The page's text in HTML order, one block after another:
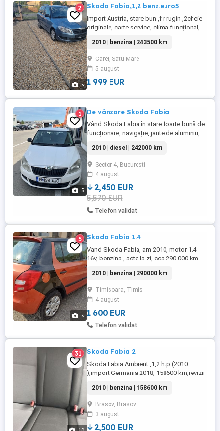
5
2 Skoda Fabia,1,2 benz.euro5
Import Austria, stare bun ,f r rugin ,2cheie
originale, carte service, clima funcțional,
női,curat,spațios,motor silențios,
cutia,ambreaj ok, mici defecte estetice.
2010 | benzina | 243500 km
Carei, Satu Mare
5 august
1 999 EUR
5
1 De vânzare Skoda Fabia
Vând Skoda Fabia în stare foarte bună de
funcționare, navigație, jante de aluminiu,
2010 | diesel | 242000 km
Sector 4, Bucuresti
4 august
2,450 EUR
5,570 EUR
Telefon validat
5
5 Skoda Fabia 1.4
Vand Skoda Fabia, am 2010, motor 1.4
16v, benzina , acte la zi, cca 290.000 km
2010 | benzina | 290000 km
Timisoara, Timis
4 august
1 600 EUR
Telefon validat
31 Skoda Fabia 2
Skoda Fabia Ambient ,1,2 htp (2010
),import Germania 2018, 158600 km,revizii
2010 | benzina | 158600 km
Brasov, Brasov
3 august
2,500 EUR